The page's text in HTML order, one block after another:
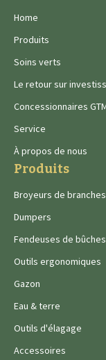
Home
Produits
Soins verts
Le retour sur
Concessionnaires
Service
À propos de nous
Produits
Broyeurs de branches
Dumpers
Fendeuses de bûches
Outils ergonomiques
Gazon
Eau & terre
Outils d'élagage
Accessoires